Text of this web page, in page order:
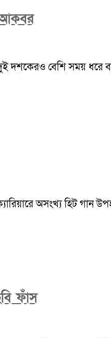
আকবর
বেশি সময় ধরে
অসংখ্য হিট গান
ফাঁস